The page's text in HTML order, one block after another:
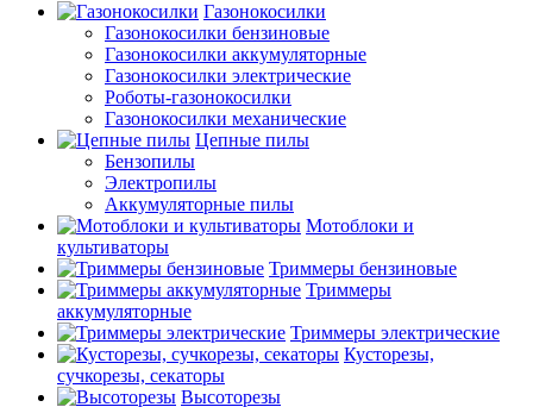
Газонокосилки
Газонокосилки бензиновые
Газонокосилки аккумуляторные
Газонокосилки электрические
Роботы-газонокосилки
Газонокосилки механические
Цепные пилы
Бензопилы
Электропилы
Аккумуляторные пилы
Мотоблоки и
культиваторы
Триммеры бензиновые
Триммеры
аккумуляторные
Триммеры электрические
Кусторезы,
сучкорезы, секаторы
Высоторезы